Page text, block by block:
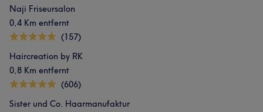
Naji Friseursalon
0,4 Km entfernt
(157)
Haircreation by RK
0,8 Km entfernt
(606)
Sister und Co. Haarmanufaktur